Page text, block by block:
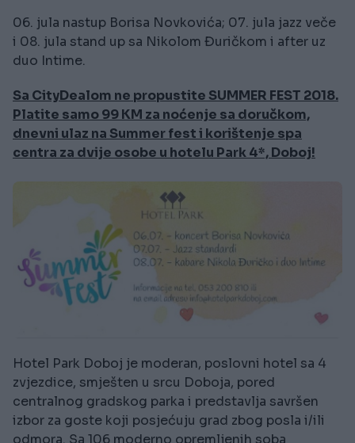
06. jula nastup Borisa Novkovića; 07. jula jazz veče
i 08. jula stand up sa Nikolom Đuričkom i after uz
duo Intime.
Sa CityDealom ne propustite SUMMER FEST 2018.
Platite samo 99 KM za noćenje sa doručkom,
dnevni ulaz na Summer fest i korištenje spa
centra za dvije osobe u hotelu Park 4*, Doboj!
Hotel Park Doboj je moderan, poslovni hotel sa 4
zvjezdice, smješten u srcu Doboja, pored
centralnog gradskog parka i predstavlja savršen
izbor za goste koji posjećuju grad zbog posla i/ili
odmora. Sa 106 moderno opremljenih soba